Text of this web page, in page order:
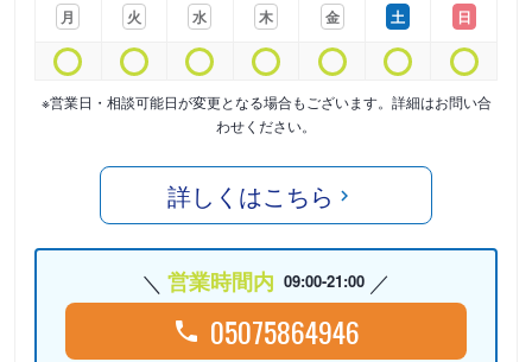
月
火
水
木
金
土
日
※営業日・相談可能日が変更となる場合もございます。詳細はお問い合
わせください。
詳しくはこちら
営業時間内 09:00-21:00
05075864946